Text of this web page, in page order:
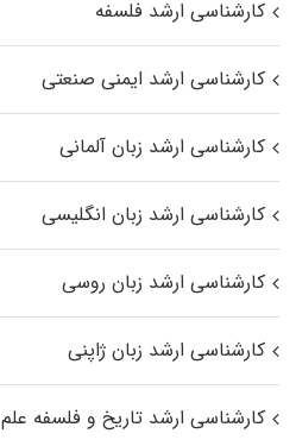
کارشناسی ارشد فلسفه
کارشناسی ارشد ایمنی صنعتی
کارشناسی ارشد زبان آلمانی
کارشناسی ارشد زبان انگلیسی
کارشناسی ارشد زبان روسی
کارشناسی ارشد زبان ژاپنی
کارشناسی ارشد تاریخ و فلسفه علم